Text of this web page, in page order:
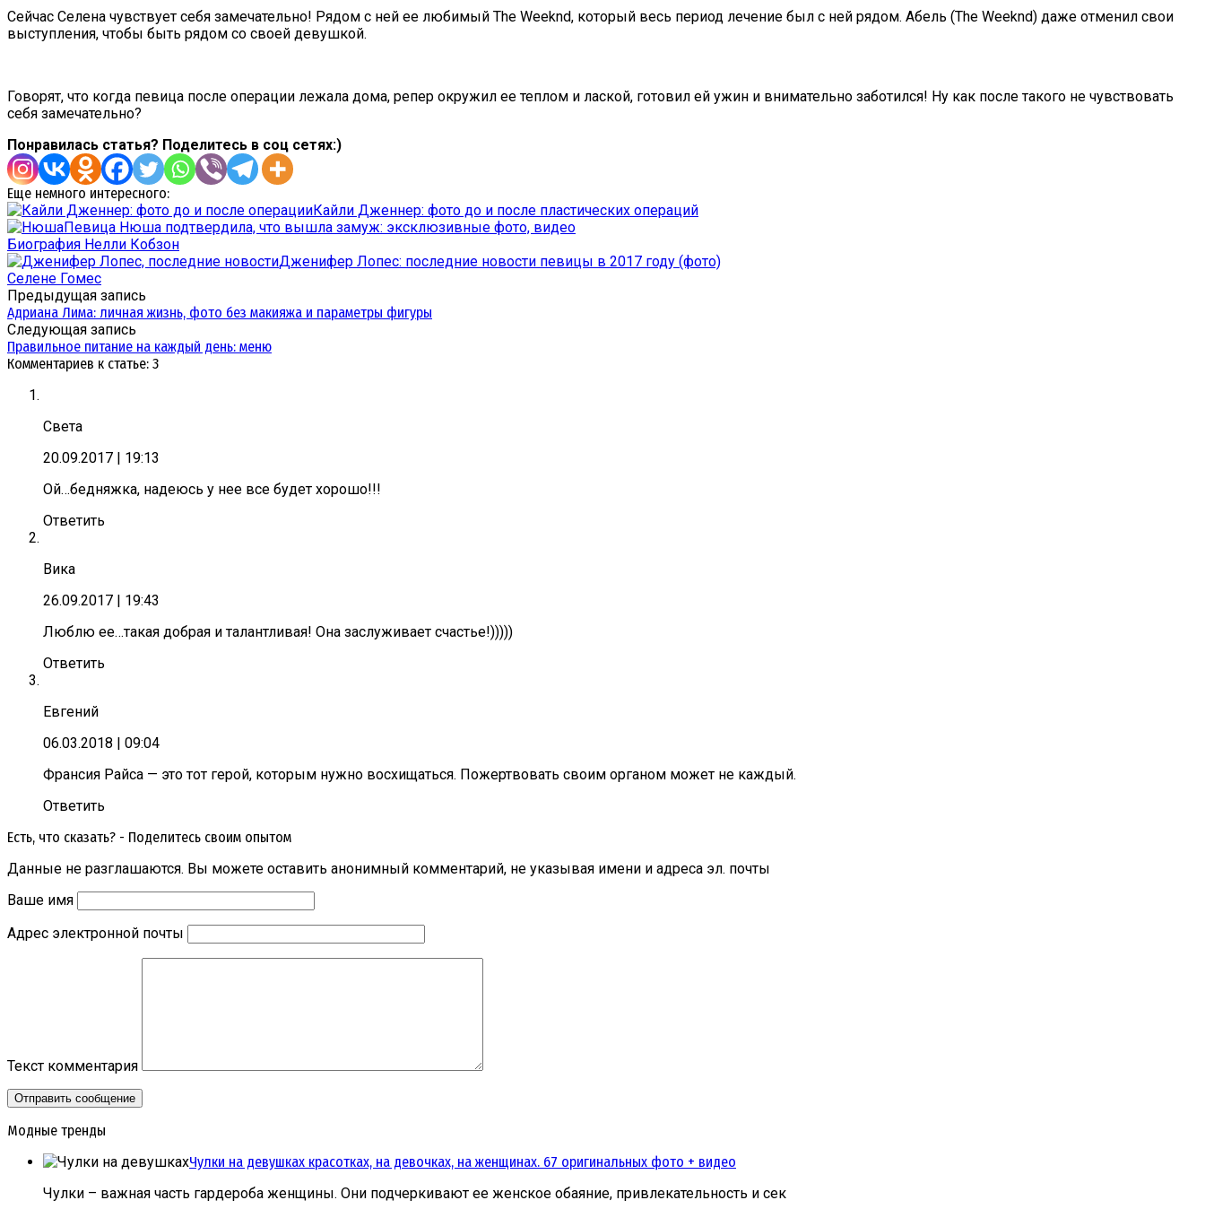
Сейчас Селена чувствует себя замечательно! Рядом с ней ее любимый The Weeknd, который весь период лечение был с ней рядом. Абель (The Weeknd) даже отменил свои
выступления, чтобы быть рядом со своей девушкой.
Говорят, что когда певица после операции лежала дома, репер окружил ее теплом и лаской, готовил ей ужин и внимательно заботился! Ну как после такого не чувствовать
себя замечательно?
Понравилась статья? Поделитесь в соц сетях:)
Еще немного интересного:
Кайли Дженнер: фото до и после пластических операций
Певица Нюша подтвердила, что вышла замуж: эксклюзивные фото, видео
Биография Нелли Кобзон
Дженифер Лопес: последние новости певицы в 2017 году (фото)
Селене Гомес
Предыдущая запись
Адриана Лима: личная жизнь, фото без макияжа и параметры фигуры
Следующая запись
Правильное питание на каждый день: меню
Комментариев к статье: 3
Света
20.09.2017 | 19:13
Ой…бедняжка, надеюсь у нее все будет хорошо!!!
Ответить
Вика
26.09.2017 | 19:43
Люблю ее…такая добрая и талантливая! Она заслуживает счастье!)))))
Ответить
Евгений
06.03.2018 | 09:04
Франсия Райса — это тот герой, которым нужно восхищаться. Пожертвовать своим органом может не каждый.
Ответить
Есть, что сказать? - Поделитесь своим опытом
Данные не разглашаются. Вы можете оставить анонимный комментарий, не указывая имени и адреса эл. почты
Ваше имя
Адрес электронной почты
Текст комментария
Модные тренды
Чулки на девушках красотках, на девочках, на женщинах. 67 оригинальных фото + видео
Чулки – важная часть гардероба женщины. Они подчеркивают ее женское обаяние, привлекательность и сек